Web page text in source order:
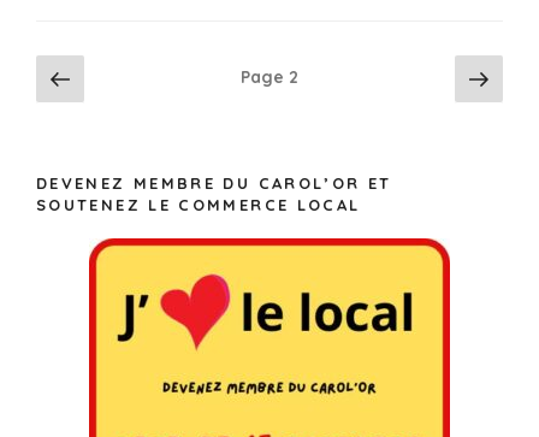
Navigation
desprécédente
Page 2
Page
DEVENEZ MEMBRE DU CAROL’OR ET
SOUTENEZ LE COMMERCE LOCAL